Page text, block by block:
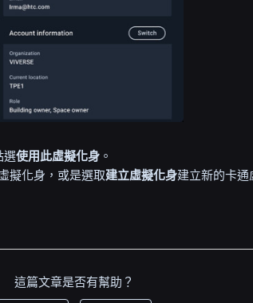
選使用此虛擬化身 。
擬化身，或是選取建立虛擬化身建立新的卡通
這篇文章是否有幫助？